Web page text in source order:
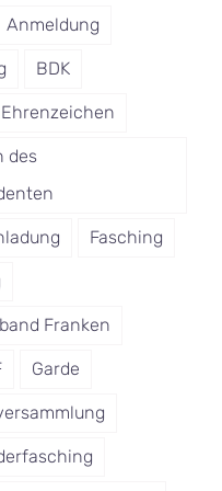
Anmeldung
BDK
Ehrenzeichen
des
Fasching
Franken
Garde